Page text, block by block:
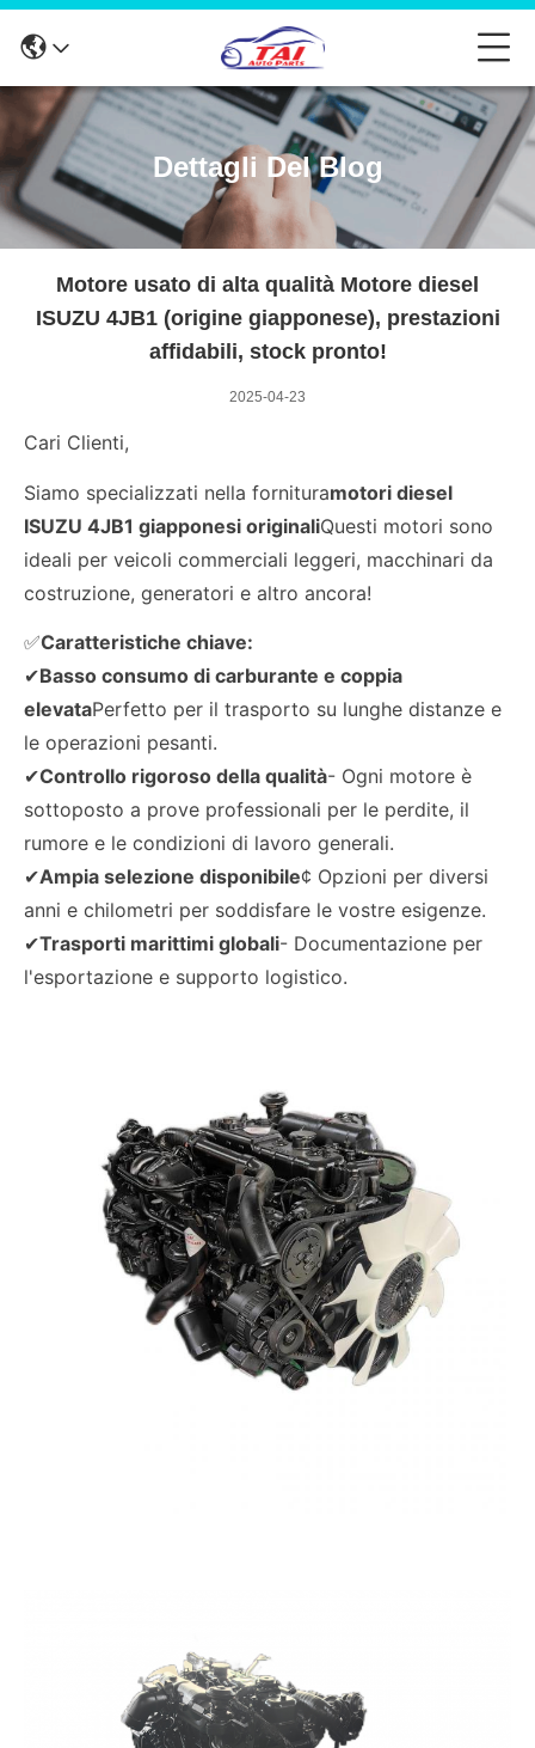
Dettagli Del Blog
Motore usato di alta qualità Motore diesel
ISUZU 4JB1 (origine giapponese), prestazioni
affidabili, stock pronto!
2025-04-23
Cari Clienti,
Siamo specializzati nella fornituramotori diesel
ISUZU 4JB1 giapponesi originaliQuesti motori sono
ideali per veicoli commerciali leggeri, macchinari da
costruzione, generatori e altro ancora!
✅Caratteristiche chiave:
✔Basso consumo di carburante e coppia
elevataPerfetto per il trasporto su lunghe distanze e
le operazioni pesanti.
✔Controllo rigoroso della qualità- Ogni motore è
sottoposto a prove professionali per le perdite, il
rumore e le condizioni di lavoro generali.
✔Ampia selezione disponibile¢ Opzioni per diversi
anni e chilometri per soddisfare le vostre esigenze.
✔Trasporti marittimi globali- Documentazione per
l'esportazione e supporto logistico.